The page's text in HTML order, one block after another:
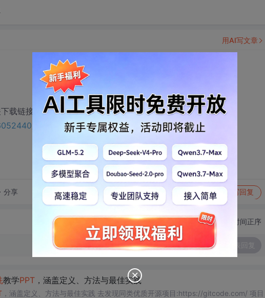
载链接：
74791608?utm_source=bbsseo
分享 转发到动态 举报 写回复
用AI写文章
切换为时间正序
教学PPT，涵盖定义、方法与最佳实践
，涵盖定义、方法与最佳实践 去发现同类优质开源项目:https://gitcode.com/ 项目